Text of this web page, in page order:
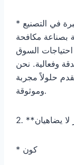
* مع أكثر من عقد ونصف من الخبرة في التصنيع
بصناعة مكافحة
احتياجات السوق
وفعالية. نحن
حلولاً مجربة
وموثوقة.
* كون